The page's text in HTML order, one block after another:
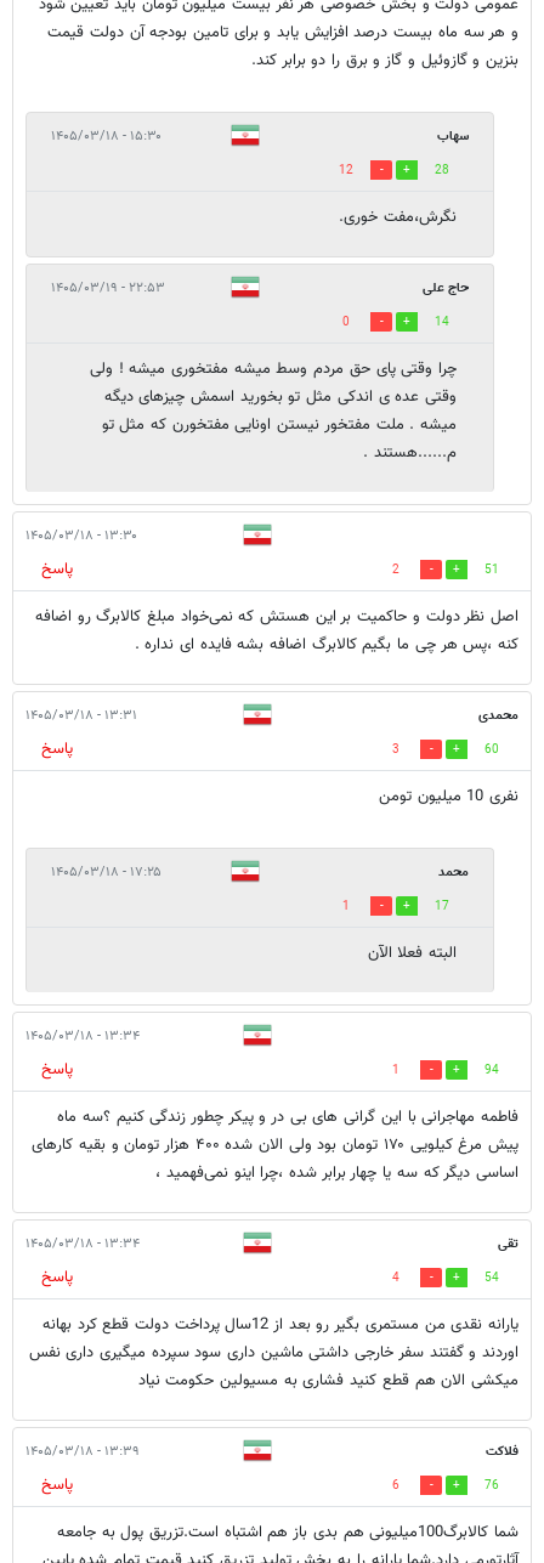
و هر سه ماه بیست درصد افزایش یابد و برای تامین بودجه آن دولت قیمت
بنزین و گازوئیل و گاز و برق را دو برابر کند.
سهاب ۱۵:۳۰ - ۱۴۰۵/۰۳/۱۸
28
12
نگرش،مفت خوری.
حاج علی ۲۲:۵۳ - ۱۴۰۵/۰۳/۱۹
14
0
چرا وقتی پای حق مردم وسط میشه مفتخوری میشه ! ولی
وقتی عده ی اندکی مثل تو بخورید اسمش چیزهای دیگه
میشه . ملت مفتخور نیستن اونایی مفتخورن که مثل تو
م.‌‌.....هستند .
۱۳:۳۰ - ۱۴۰۵/۰۳/۱۸
51
2
پاسخ
اصل نظر دولت و حاکمیت بر این هستش که نمی‌خواد مبلغ کالابرگ رو اضافه
کنه ،پس هر چی ما بگیم کالابرگ اضافه بشه فایده ای نداره .
محمدی ۱۳:۳۱ - ۱۴۰۵/۰۳/۱۸
60
3
پاسخ
نفری 10 میلیون تومن
محمد ۱۷:۲۵ - ۱۴۰۵/۰۳/۱۸
17
1
البته فعلا الآن
۱۳:۳۴ - ۱۴۰۵/۰۳/۱۸
94
1
پاسخ
فاطمه مهاجرانی با این گرانی های بی در و پیکر چطور زندگی کنیم ؟سه ماه
پیش مرغ کیلویی ۱۷۰ تومان بود ولی الان شده ۴۰۰ هزار تومان و بقیه کارهای
اساسی دیگر که سه یا چهار برابر شده ،چرا اینو نمی‌فهمید ،
تقی ۱۳:۳۴ - ۱۴۰۵/۰۳/۱۸
54
4
پاسخ
یارانه نقدی من مستمری بگیر رو بعد از 12سال پرداخت دولت قطع کرد بهانه
اوردند و گفتند سفر خارجی داشتی ماشین داری سود سپرده میگیری داری نفس
میکشی الان هم قطع کنید فشاری به مسیولین حکومت نیاد
فلاکت ۱۳:۳۹ - ۱۴۰۵/۰۳/۱۸
76
6
پاسخ
شما کالابرگ100میلیونی هم بدی باز هم اشتباه است.تزریق پول به جامعه